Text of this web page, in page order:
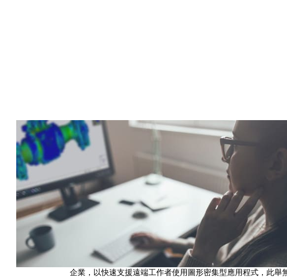
Share
一時間全球多數人們突然開始在家上班，IT 部門主管需要迅
擬工作站的雲端服務供應商可以幫助他們解決這項難題。
許多知識工作者可以輕鬆適應這種遠端工作型態，但在建築
等產業，還有從事科學視覺化工作的人來說，他們要用到圖
可謂一大考驗。
部分 IT 團隊可以通過在本地託管的Quadro 虛擬工作站軟體（
GPU 資源來支援遠端工作者。NVIDIA 其實最近將其免費九十
增加到 500 個，以幫助在本地端擁有 GPU 的企業來投入使用。
Amazon Web Services與 Google Cloud
等雲端服務業者，
企業，以快速支援遠端工作者使用圖形密集型應用程式，此